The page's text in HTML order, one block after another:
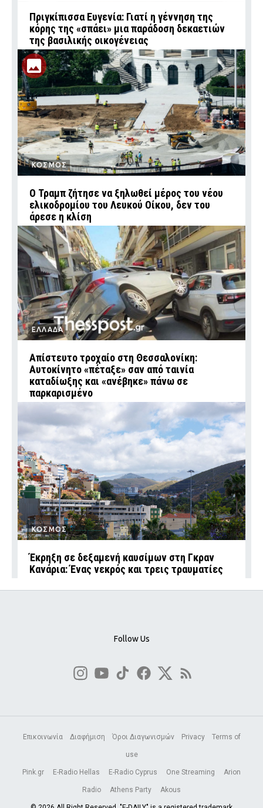
Πριγκίπισσα Ευγενία: Γιατί η γέννηση της
κόρης της «σπάει» μια παράδοση δεκαετιών
της βασιλικής οικογένειας
ΚΟΣΜΟΣ
Ο Τραμπ ζήτησε να ξηλωθεί μέρος του νέου
ελικοδρομίου του Λευκού Οίκου, δεν του
άρεσε η κλίση
ΕΛΛΑΔΑ
Απίστευτο τροχαίο στη Θεσσαλονίκη:
Αυτοκίνητο «πέταξε» σαν από ταινία
καταδίωξης και «ανέβηκε» πάνω σε
παρκαρισμένο
ΚΟΣΜΟΣ
Έκρηξη σε δεξαμενή καυσίμων στη Γκραν
Κανάρια: Ένας νεκρός και τρεις τραυματίες
Follow Us
Επικοινωνία Διαφήμιση Όροι Διαγωνισμών Privacy Terms of
use
Pink.gr E-Radio Hellas E-Radio Cyprus One Streaming Arion
Radio Athens Party Akous